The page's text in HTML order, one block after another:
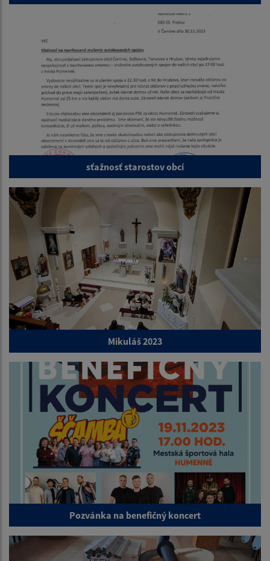
sťažnosť starostov obcí
Mikuláš 2023
Pozvánka na benefičný koncert